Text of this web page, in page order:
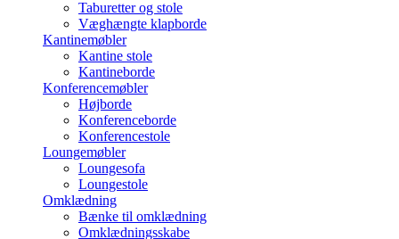
Taburetter og stole
Væghængte klapborde
Kantinemøbler
Kantine stole
Kantineborde
Konferencemøbler
Højborde
Konferenceborde
Konferencestole
Loungemøbler
Loungesofa
Loungestole
Omklædning
Bænke til omklædning
Omklædningsskabe